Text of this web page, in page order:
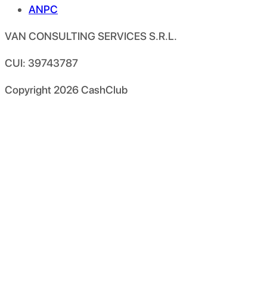
ANPC
VAN CONSULTING SERVICES S.R.L.
CUI: 39743787
Copyright 2026CashClub